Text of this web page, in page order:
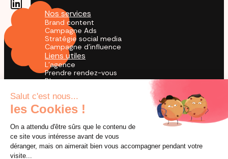
Nos services
Brand content
Campagne Ads
Stratégie social media
Campagne d'influence
Liens utiles
L'agence
Prendre rendez-vous
Blog
Agence TikTok
by creators for creation